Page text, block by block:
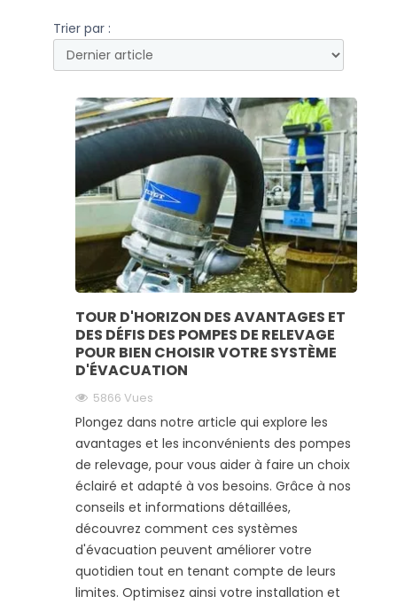
Trier par :
TOUR D'HORIZON DES AVANTAGES ET
DES DÉFIS DES POMPES DE RELEVAGE
POUR BIEN CHOISIR VOTRE SYSTÈME
D'ÉVACUATION
5866 Vues
Plongez dans notre article qui explore les
avantages et les inconvénients des pompes
de relevage, pour vous aider à faire un choix
éclairé et adapté à vos besoins. Grâce à nos
conseils et informations détaillées,
découvrez comment ces systèmes
d'évacuation peuvent améliorer votre
quotidien tout en tenant compte de leurs
limites. Optimisez ainsi votre installation et